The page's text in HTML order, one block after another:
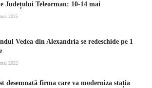
Județului Teleorman: 10-14 mai
2025
Vedea din Alexandria se redeschide pe 1
2022
desemnată firma care va moderniza stația